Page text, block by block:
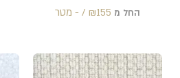
החל מ ₪155 /‏‏‎ ‎- מטר